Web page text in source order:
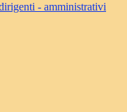
- amministrativi